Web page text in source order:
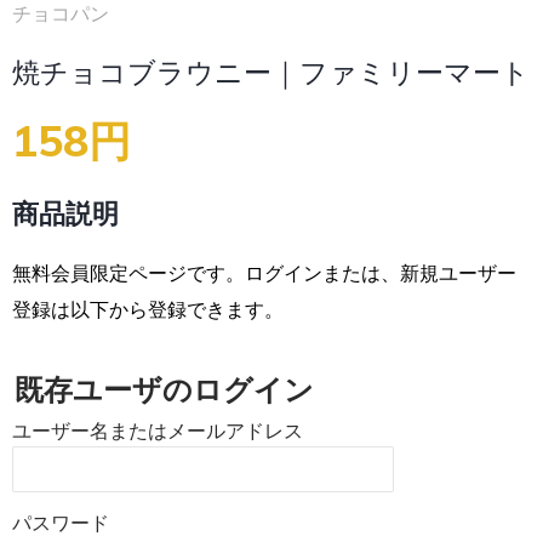
チョコパン
焼チョコブラウニー｜ファミリーマート
158円
商品説明
無料会員限定ページです。ログインまたは、新規ユーザー
登録は以下から登録できます。
既存ユーザのログイン
ユーザー名またはメールアドレス
パスワード